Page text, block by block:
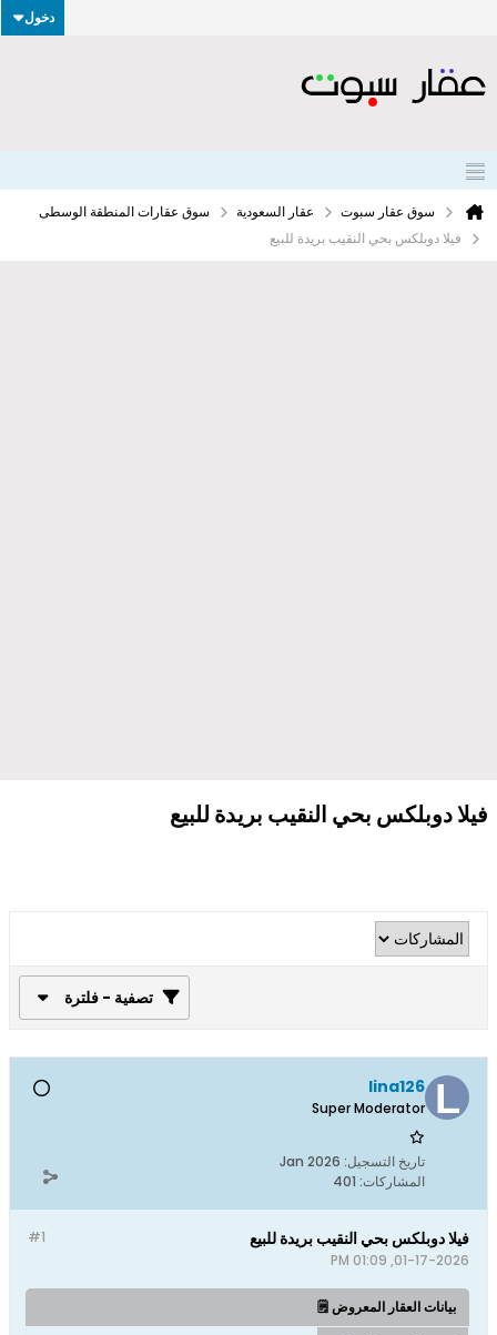
دخول
سوق عقار سبوت عقار السعودية
سوق عقارات المنطقة الوسطى
فيلا دوبلكس بحي النقيب بريدة للبيع
فيلا دوبلكس بحي النقيب بريدة للبيع
تصفية - فلترة
lina126
Super Moderator
تاريخ التسجيل: Jan 2026
المشاركات: 401
#1 فيلا دوبلكس بحي النقيب بريدة للبيع
01-17-2026, 01:09 PM
بيانات العقار المعروض 🗒️